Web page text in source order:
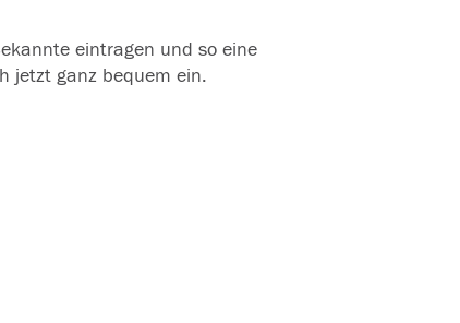
eintragen und so eine
jetzt ganz bequem ein.